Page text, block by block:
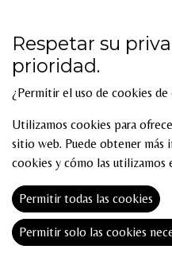
A continuación, se
Respetar su
prioridad.
¿Permitir el uso de cookies
Utilizamos cookies para
sitio web. Puede obtener más
cookies y cómo las utilizamos
Permitir todas las cookies
Permitir solo las cookies